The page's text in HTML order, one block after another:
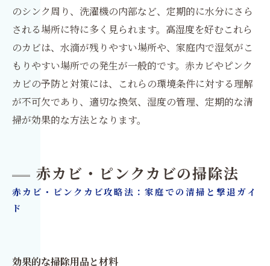
のシンク周り、洗濯機の内部など、定期的に水分にさら
される場所に特に多く見られます。高湿度を好むこれら
のカビは、水滴が残りやすい場所や、家庭内で湿気がこ
もりやすい場所での発生が一般的です。赤カビやピンク
カビの予防と対策には、これらの環境条件に対する理解
が不可欠であり、適切な換気、湿度の管理、定期的な清
掃が効果的な方法となります。
赤カビ・ピンクカビの掃除法
赤カビ・ピンクカビ攻略法：家庭での清掃と撃退ガイ
ド
効果的な掃除用品と材料